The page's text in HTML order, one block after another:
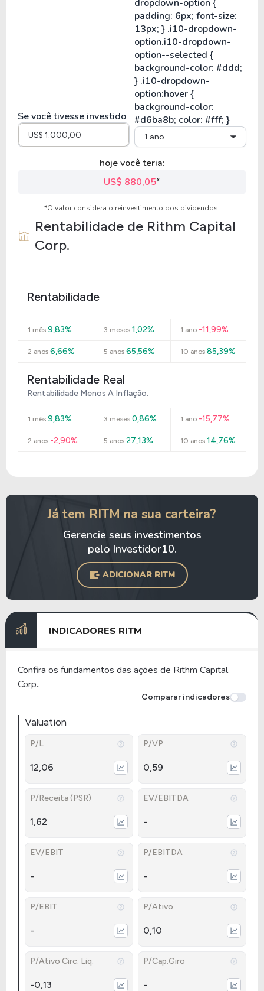
Se você tivesse investido
1 ano
hoje você teria:
US$ 880,05*
*O valor considera o reinvestimento dos dividendos.
Rentabilidade de Rithm Capital
Corp.
Rentabilidade
1 mês 9,83% 3 meses 1,02% 1 ano-11,99%
2 anos 6,66% 5 anos 65,56% 10 anos85,39%
Rentabilidade Real
Rentabilidade Menos A Inflação.
1 mês 9,83% 3 meses 0,86% 1 ano-15,77%
2 anos -2,90% 5 anos 27,13% 10 anos14,76%
Já tem RITM na sua carteira?
Gerencie seus investimentos
pelo Investidor10.
ADICIONAR RITM
INDICADORES RITM
Confira os fundamentos das ações de Rithm Capital
Corp..
Comparar indicadores
Valuation
P/L
12,06
P/VP
0,59
P/Receita (PSR)
1,62
EV/EBITDA
-
EV/EBIT
-
P/EBITDA
-
P/EBIT
-
P/Ativo
0,10
P/Ativo Circ. Liq.
-0,13
P/Cap.Giro
-